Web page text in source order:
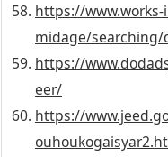
https://
midage/
https://
eer/
https://